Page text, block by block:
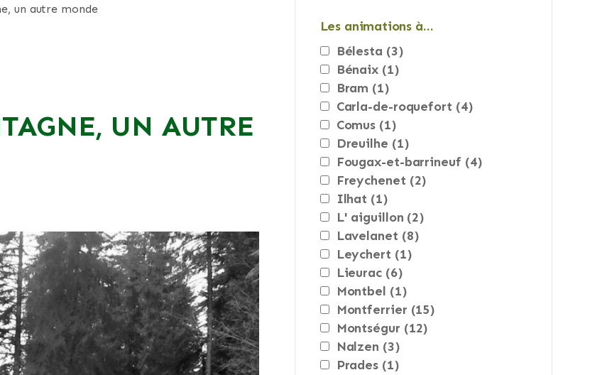
un autre monde
UN AUTRE
Les animations à…
bélesta (3)
bénaix (1)
bram (1)
carla-de-roquefort (4)
comus (1)
dreuilhe (1)
fougax-et-barrineuf (4)
freychenet (2)
ilhat (1)
l' aiguillon (2)
lavelanet (8)
leychert (1)
lieurac (6)
montbel (1)
montferrier (15)
montségur (12)
nalzen (3)
prades (1)